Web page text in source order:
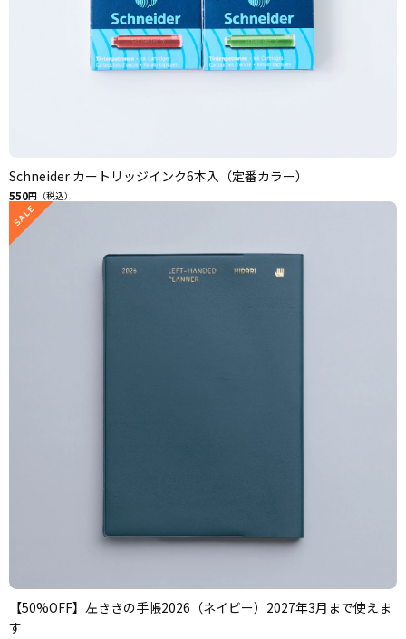
Schneider カートリッジインク6本入（定番カラー）
550円（税込）
【50%OFF】左ききの手帳2026（ネイビー）2027年3月まで使えま
す